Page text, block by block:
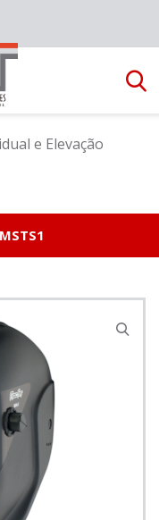
e Elevação